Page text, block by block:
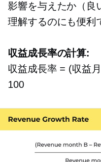
影響を与えたか（良
理解するのにも便利
収益成長率の計算:
収益成長率 = (収益
100